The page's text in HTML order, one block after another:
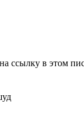
ссылку в этом